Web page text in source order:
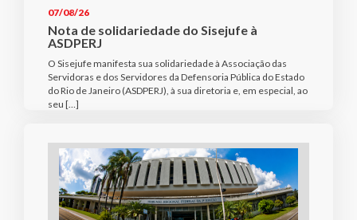
07/08/26
Nota de solidariedade do Sisejufe à
ASDPERJ
O Sisejufe manifesta sua solidariedade à Associação das
Servidoras e dos Servidores da Defensoria Pública do Estado
do Rio de Janeiro (ASDPERJ), à sua diretoria e, em especial, ao
seu […]